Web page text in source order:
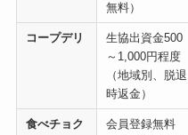
無料）
コープデリ
生協出資金500
～1,000円程度
（地域別、脱退
時返金）
食べチョク
会員登録無料